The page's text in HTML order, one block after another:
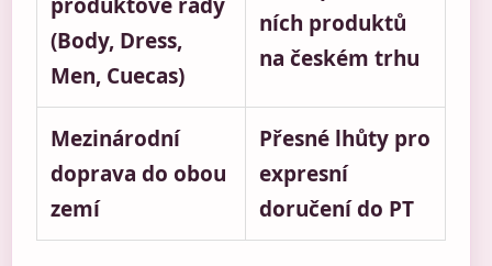
produktové řady
(Body, Dress,
Men, Cuecas)
ních produktů
na českém trhu
Mezinárodní
doprava do obou
zemí
Přesné lhůty pro
expresní
doručení do PT